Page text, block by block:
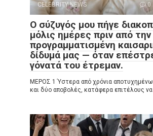
CELEBRITY NEWS 0
Ο σύζυγός μου πήγε
μόλις ημέρες πριν από την
προγραμματισμένη
δίδυμά μας — όταν
γόνατά του έτρεμαν.
ΜΕΡΟΣ 1 Ύστερα από χρόνια
και δύο αποβολές, κατάφερα επιτέλους